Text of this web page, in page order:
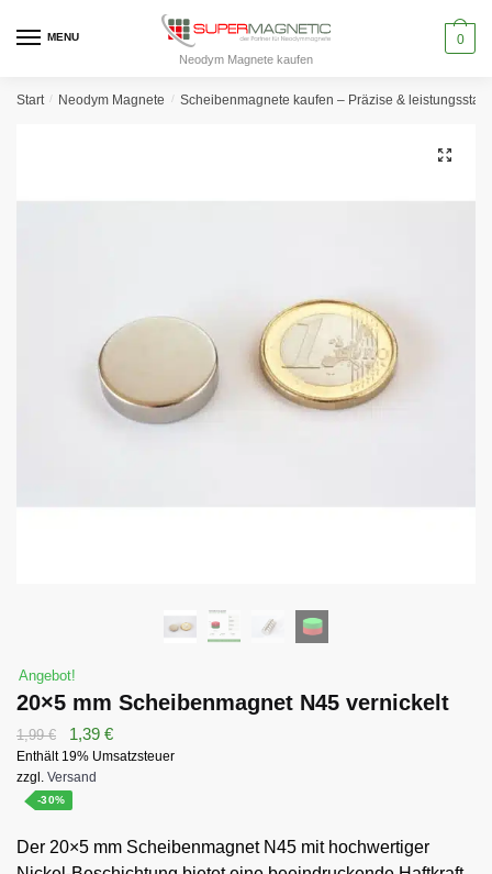
MENU
Neodym Magnete kaufen
0
Start / Neodym Magnete / Scheibenmagnete kaufen – Präzise &
🔍
Angebot!
20×5 mm Scheibenmagnet N45 vernickelt
1,99€
Ursprünglicher
Preis
war:
1,99 €
1,39 €Aktueller
Preis
Enthält 19% Umsatzsteuer
zzgl. Versand
-30%
Der 20×5 mm Scheibenmagnet N45 mit hochwertiger